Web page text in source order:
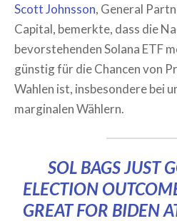
Scott Johnsson, General
Capital, bemerkte, dass die
bevorstehenden Solana ETF
günstig für die Chancen von
Wahlen ist, insbesondere bei
marginalen Wählern.
SOL BAGS JUST
ELECTION
GREAT FOR BIDEN